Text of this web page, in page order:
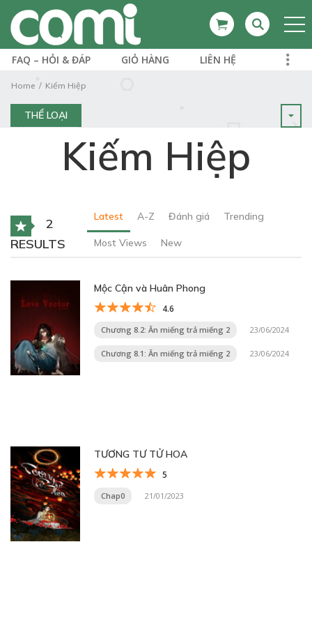
FAQ – HỎI & ĐÁP GIỎ HÀNG LIÊN HỆ
Home Kiếm Hiệp
THỂ LOẠI
Kiếm Hiệp
2
RESULTS
Latest A-Z Đánh giá Trending
Most Views New
Mộc Cận và Huân Phong
4.6
Chương 8.2: Ăn miếng trả miếng 2 23/06/2024
Chương 8.1: Ăn miếng trả miếng 2 23/06/2024
TƯƠNG TƯ TỬ HOA
5
Chap0 21/01/2023